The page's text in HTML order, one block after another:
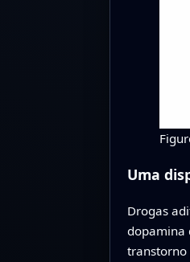
Uma
Drogas
dopamina
transtorno